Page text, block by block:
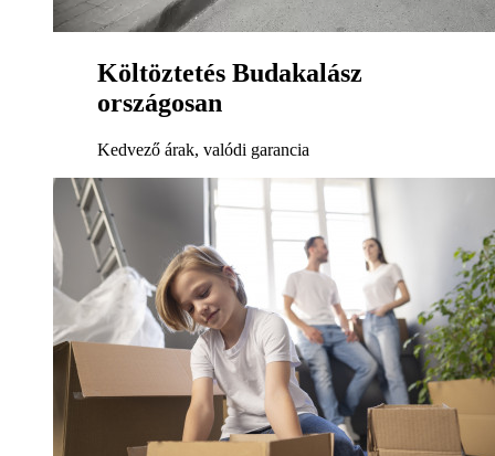
Költöztetés Budakalász
országosan
Kedvező árak, valódi garancia